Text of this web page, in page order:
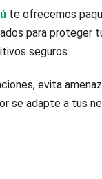
te ofrecemos
para proteger
seguros.
evita
se adapte a tus